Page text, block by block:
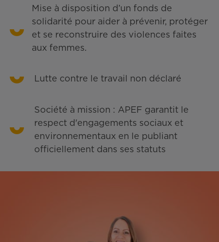
Mise à disposition d’un fonds de
solidarité pour aider à prévenir, protéger
et se reconstruire des violences faites
aux femmes.
Lutte contre le travail non déclaré
Société à mission : APEF garantit le
respect d'engagements sociaux et
environnementaux en le publiant
officiellement dans ses statuts